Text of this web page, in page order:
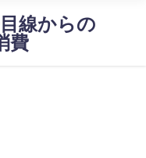
線からの
費